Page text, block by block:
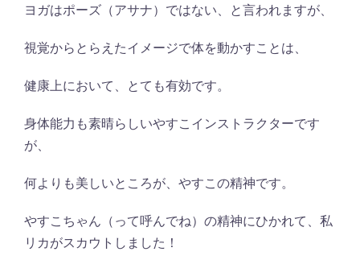
ヨガはポーズ（アサナ）ではない、と言われますが、
視覚からとらえたイメージで体を動かすことは、
健康上において、とても有効です。
身体能力も素晴らしいやすこインストラクターです
が、
何よりも美しいところが、やすこの精神です。
やすこちゃん（って呼んでね）の精神にひかれて、私
リカがスカウトしました！